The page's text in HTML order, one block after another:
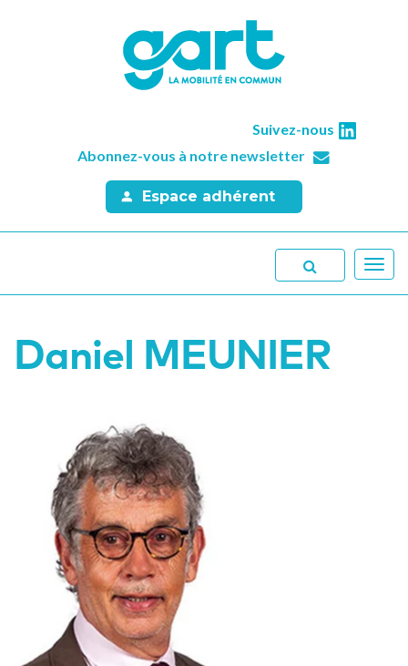
Suivez-nous
Abonnez-vous à notre newsletter
Espace adhérent
Daniel MEUNIER